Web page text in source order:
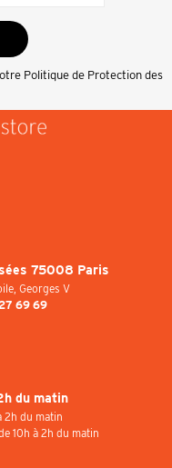
Politique de Protection des
75008 Paris
Georges V
69 69
du matin
2h du matin
10h à 2h du matin